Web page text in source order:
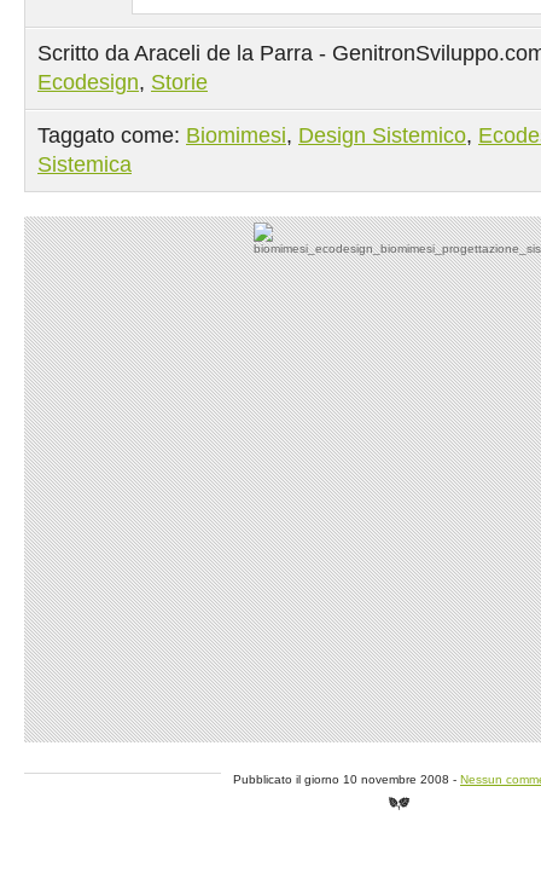
Scritto da Araceli de la Parra -
Ecodesign, Storie
Taggato come: Biomimesi, Design Sistemico,
Sistemica
Pubblicato il giorno 10 novembre 2008 - Nessun